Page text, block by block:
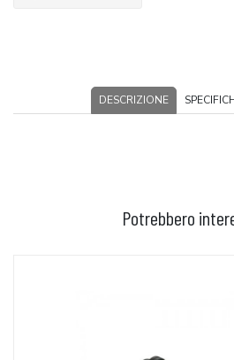
DESCRIZIONE
Potrebbero
AGGIUNGI AL